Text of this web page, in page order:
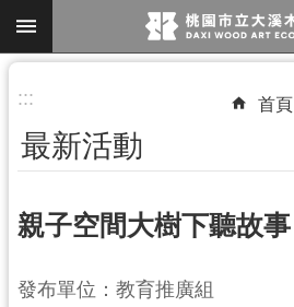
跳到主要內容區塊
搜
尋
參
::: 首頁
最新活動
親子空間大樹下聽故事
發布單位：教育推廣組